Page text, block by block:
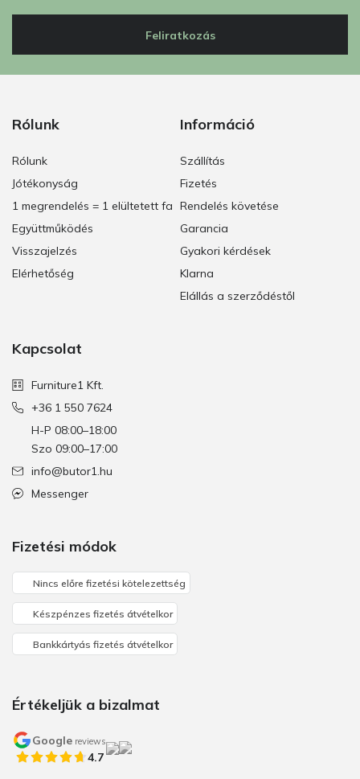
Feliratkozás
Rólunk
Rólunk
Jótékonyság
1 megrendelés = 1 elültetett fa
Együttműködés
Visszajelzés
Elérhetőség
Információ
Szállítás
Fizetés
Rendelés követése
Garancia
Gyakori kérdések
Klarna
Elállás a szerződéstől
Kapcsolat
Furniture1 Kft.
+36 1 550 7624
H-P 08:00–18:00
Szo 09:00–17:00
info@butor1.hu
Messenger
Fizetési módok
Nincs előre fizetési kötelezettség
Készpénzes fizetés átvételkor
Bankkártyás fizetés átvételkor
Értékeljük a bizalmat
Google reviews
4.7